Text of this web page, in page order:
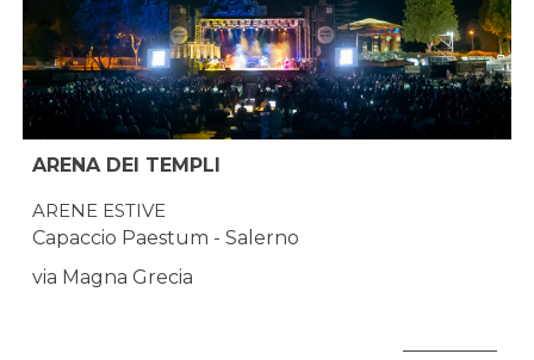
ARENA DEI TEMPLI
ARENE ESTIVE
Capaccio Paestum - Salerno
via Magna Grecia